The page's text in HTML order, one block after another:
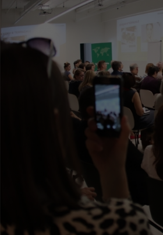
ЛЮДЕЙ, с использованием инноваций,
Смотрите отчет, а также не теряйте
https://www.facebook.com/media/set/